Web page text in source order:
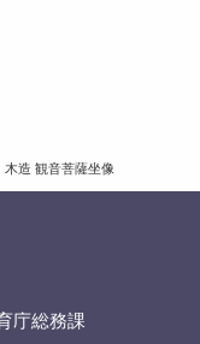
木造 観音菩薩坐像
庁総務課